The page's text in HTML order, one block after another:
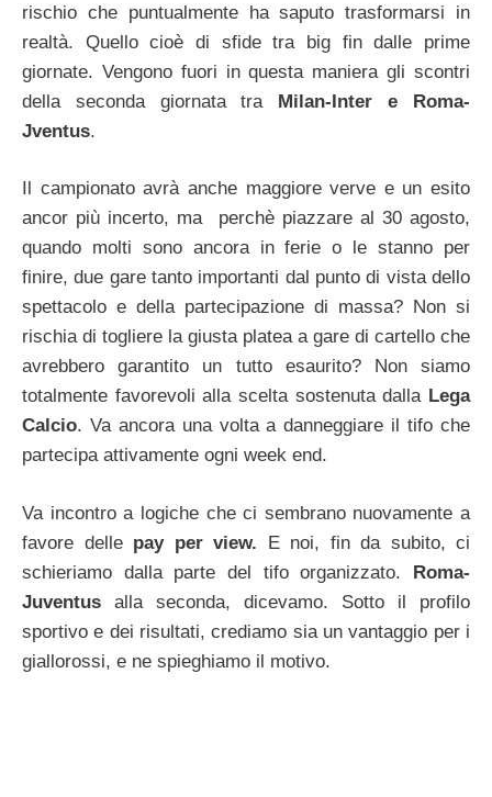
rischio che puntualmente ha saputo trasformarsi in
realtà. Quello cioè di sfide tra big fin dalle prime
giornate. Vengono fuori in questa maniera gli scontri
della seconda giornata tra Milan-Inter e Roma-
Jventus.
Il campionato avrà anche maggiore verve e un esito
ancor più incerto, ma perchè piazzare al 30 agosto,
quando molti sono ancora in ferie o le stanno per
finire, due gare tanto importanti dal punto di vista dello
spettacolo e della partecipazione di massa? Non si
rischia di togliere la giusta platea a gare di cartello che
avrebbero garantito un tutto esaurito? Non siamo
totalmente favorevoli alla scelta sostenuta dalla Lega
Calcio. Va ancora una volta a danneggiare il tifo che
partecipa attivamente ogni week end.
Va incontro a logiche che ci sembrano nuovamente a
favore delle pay per view. E noi, fin da subito, ci
schieriamo dalla parte del tifo organizzato. Roma-
Juventus alla seconda, dicevamo. Sotto il profilo
sportivo e dei risultati, crediamo sia un vantaggio per i
giallorossi, e ne spieghiamo il motivo.